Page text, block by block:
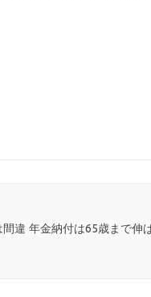
間違 年金納付は65歳まで伸